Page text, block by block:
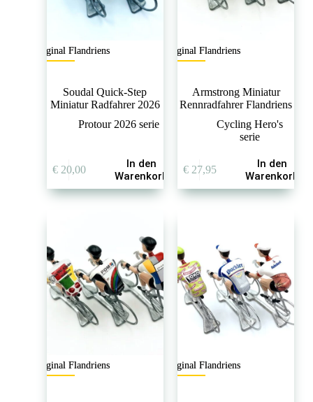
Original Flandriens
Soudal Quick-Step
Miniatur Radfahrer 2026
Protour 2026 serie
€20,00
In den
Warenkorb
Original Flandriens
Armstrong Miniatur
Rennradfahrer Flandriens
Cycling Hero's
serie
€27,95
In den
Warenkorb
Original Flandriens Original Flandriens